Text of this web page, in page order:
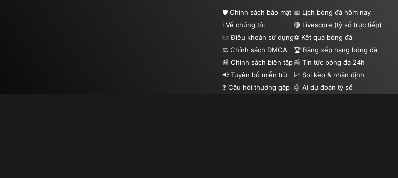
Chính sách bảo mật
Về chúng tôi
Điều khoản sử dụng
Chính sách DMCA
Chính sách biên tập
Tuyên bố miễn trừ
Câu hỏi thường gặp
Lịch bóng đá hôm nay
Livescore (tỷ số trực tiếp)
Kết quả bóng đá
Bảng xếp hạng bóng đá
Tin tức bóng đá 24h
Soi kèo & nhận định
AI dự đoán tỷ số